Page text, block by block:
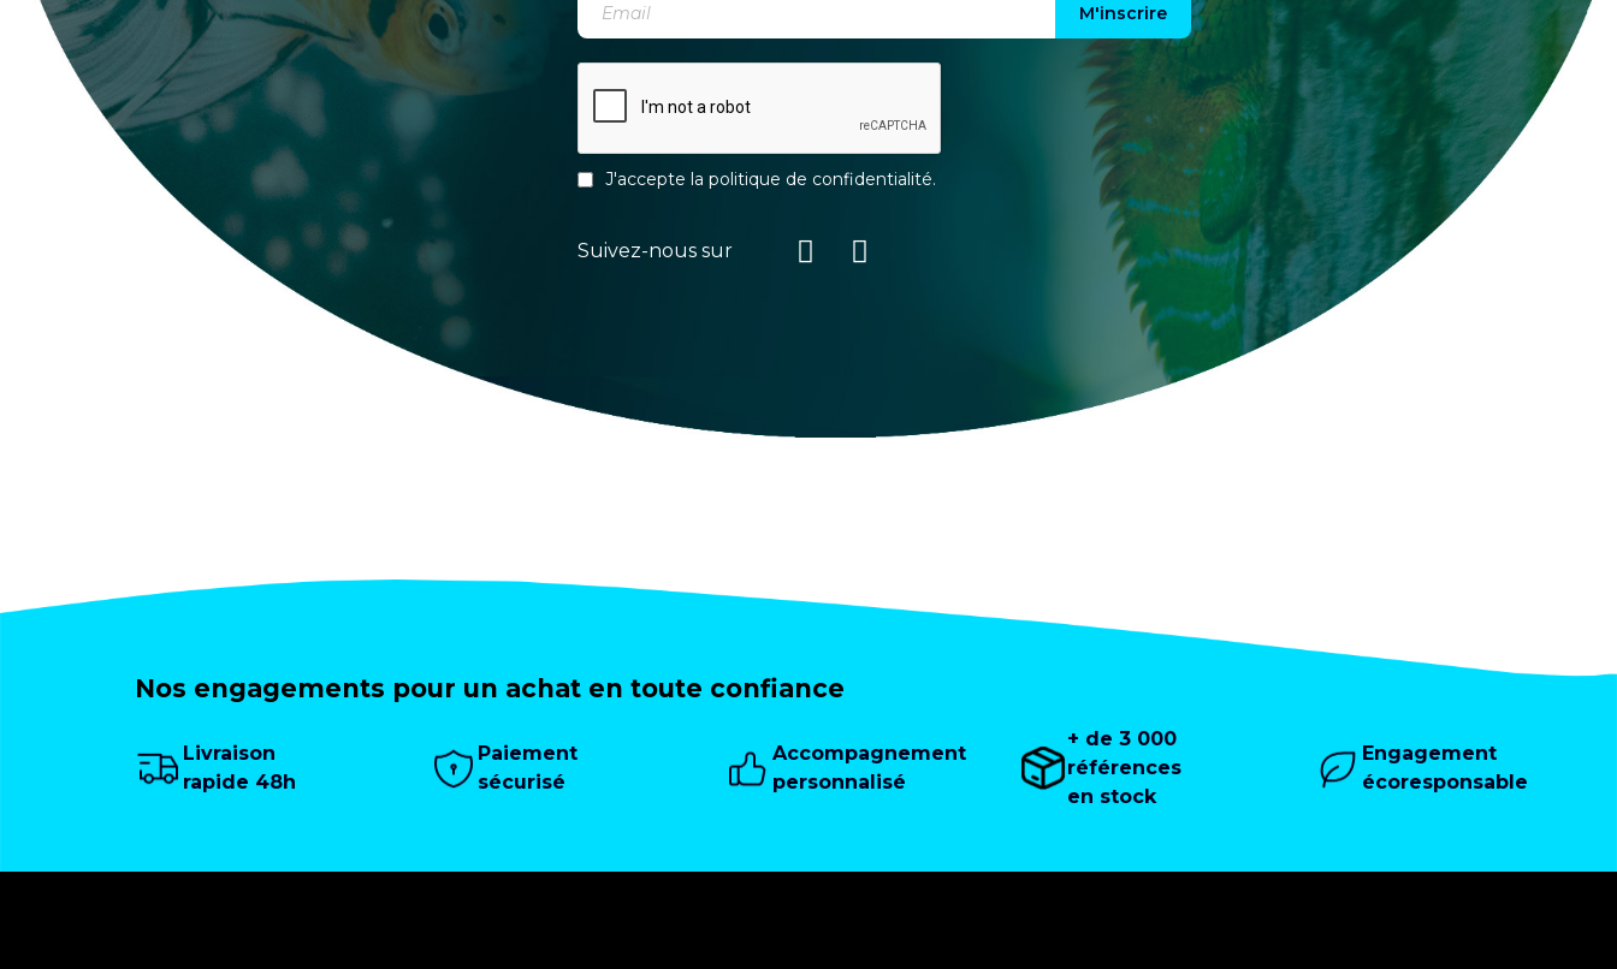
M'inscrire
J'accepte la politique de confidentialité.
Suivez-nous sur
Nos engagements pour un achat en toute confiance
Livraison
rapide 48h
Paiement
sécurisé
Accompagnement
personnalisé
+ de 3 000
références
en stock
Engagement
écoresponsable